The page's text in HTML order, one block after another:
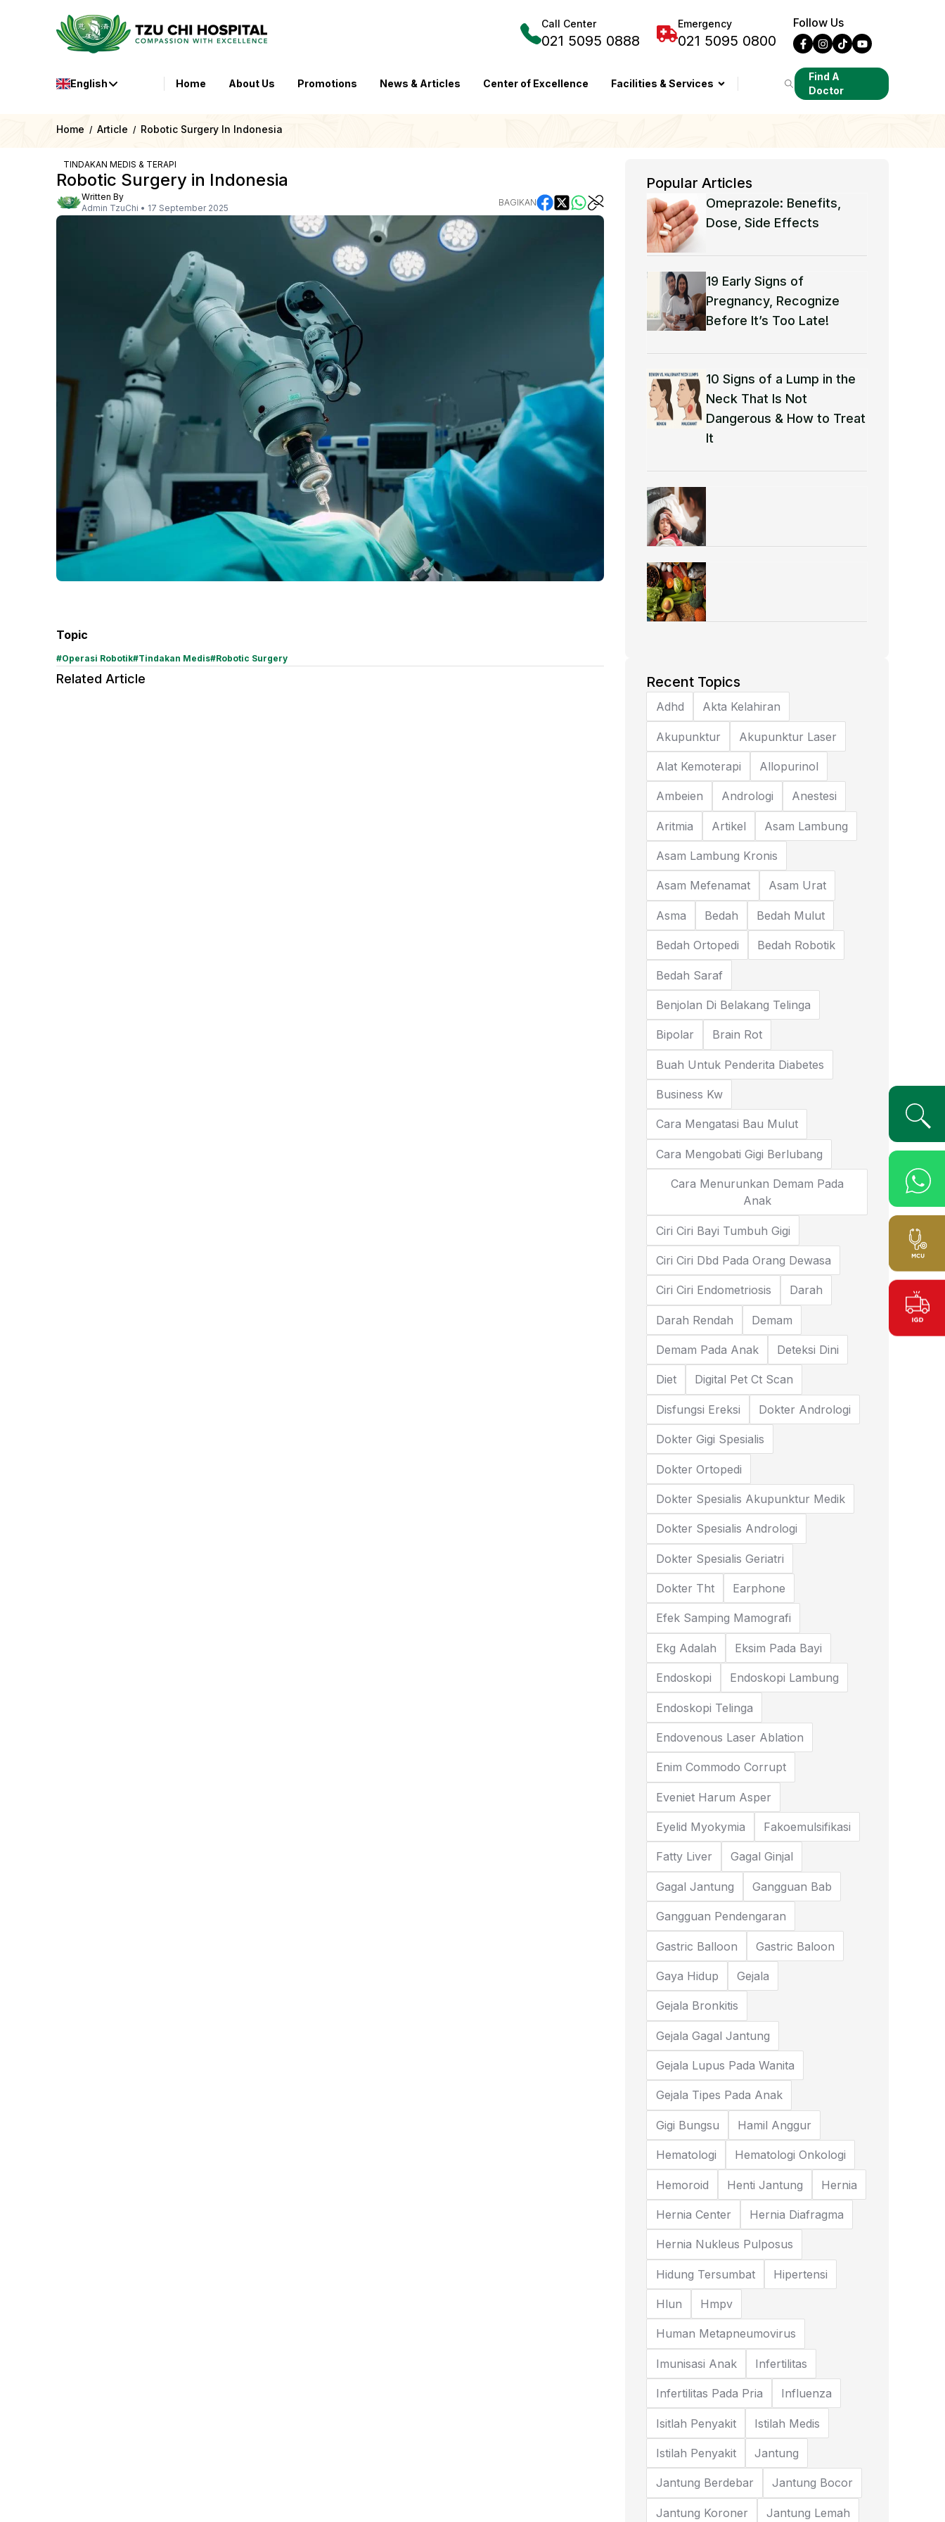
Call Center
021 5095 0888
Emergency
021 5095 0800
Follow Us
English Home About Us Promotions News & Articles Center of Excellence Facilities & Services
Find A
Doctor
Home / Article / Robotic Surgery In Indonesia
TINDAKAN MEDIS & TERAPI
Robotic Surgery in Indonesia
Written By
Admin TzuChi • 17 September 2025
BAGIKAN
Topic
#Operasi Robotik#Tindakan Medis#Robotic Surgery
Related Article
Popular Articles
Omeprazole: Benefits,
Dose, Side Effects
19 Early Signs of
Pregnancy, Recognize
Before It’s Too Late!
10 Signs of a Lump in the
Neck That Is Not
Dangerous & How to Treat
It
Recent Topics
Adhd Akta Kelahiran
Akupunktur Akupunktur Laser
Alat Kemoterapi Allopurinol
Ambeien Andrologi Anestesi
Aritmia Artikel Asam Lambung
Asam Lambung Kronis
Asam Mefenamat Asam Urat
Asma Bedah Bedah Mulut
Bedah Ortopedi Bedah Robotik
Bedah Saraf
Benjolan Di Belakang Telinga
Bipolar Brain Rot
Buah Untuk Penderita Diabetes
Business Kw
Cara Mengatasi Bau Mulut
Cara Mengobati Gigi Berlubang
Cara Menurunkan Demam Pada
Anak
Ciri Ciri Bayi Tumbuh Gigi
Ciri Ciri Dbd Pada Orang Dewasa
Ciri Ciri Endometriosis Darah
Darah Rendah Demam
Demam Pada Anak Deteksi Dini
Diet Digital Pet Ct Scan
Disfungsi Ereksi Dokter Andrologi
Dokter Gigi Spesialis
Dokter Ortopedi
Dokter Spesialis Akupunktur Medik
Dokter Spesialis Andrologi
Dokter Spesialis Geriatri
Dokter Tht Earphone
Efek Samping Mamografi
Ekg Adalah Eksim Pada Bayi
Endoskopi Endoskopi Lambung
Endoskopi Telinga
Endovenous Laser Ablation
Enim Commodo Corrupt
Eveniet Harum Asper
Eyelid Myokymia Fakoemulsifikasi
Fatty Liver Gagal Ginjal
Gagal Jantung Gangguan Bab
Gangguan Pendengaran
Gastric Balloon Gastric Baloon
Gaya Hidup Gejala
Gejala Bronkitis
Gejala Gagal Jantung
Gejala Lupus Pada Wanita
Gejala Tipes Pada Anak
Gigi Bungsu Hamil Anggur
Hematologi Hematologi Onkologi
Hemoroid Henti Jantung Hernia
Hernia Center Hernia Diafragma
Hernia Nukleus Pulposus
Hidung Tersumbat Hipertensi
Hlun Hmpv
Human Metapneumovirus
Imunisasi Anak Infertilitas
Infertilitas Pada Pria Influenza
Isitlah Penyakit Istilah Medis
Istilah Penyakit Jantung
Jantung Berdebar Jantung Bocor
Jantung Koroner Jantung Lemah